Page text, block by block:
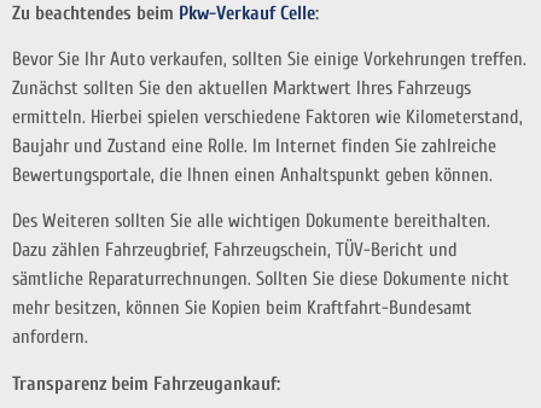
Zu beachtendes beim Pkw-Verkauf Celle:
Bevor Sie Ihr Auto verkaufen, sollten Sie einige Vorkehrungen treffen.
Zunächst sollten Sie den aktuellen Marktwert Ihres Fahrzeugs
ermitteln. Hierbei spielen verschiedene Faktoren wie Kilometerstand,
Baujahr und Zustand eine Rolle. Im Internet finden Sie zahlreiche
Bewertungsportale, die Ihnen einen Anhaltspunkt geben können.
Des Weiteren sollten Sie alle wichtigen Dokumente bereithalten.
Dazu zählen Fahrzeugbrief, Fahrzeugschein, TÜV-Bericht und
sämtliche Reparaturrechnungen. Sollten Sie diese Dokumente nicht
mehr besitzen, können Sie Kopien beim Kraftfahrt-Bundesamt
anfordern.
Transparenz beim Fahrzeugankauf: